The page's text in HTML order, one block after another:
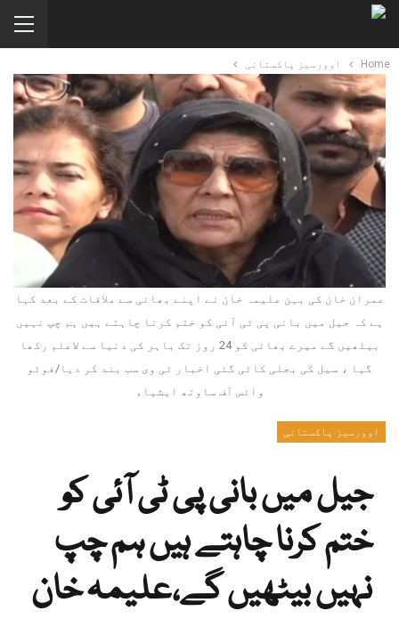
Home اوورسیز پاکستانی
عمران خان کی بہن علیمہ خان نے اپنے بھائی سے ملاقات کے بعد کہا
ہے کہ جیل میں بانی پی ٹی آئی کو ختم کرنا چاہتے ہیں ہم چپ نہیں
بیٹھیں گے میرے بھائی کو 24 روز تک باہر کی دنیا سے لاعلم رکھا
گیا ، سیل کی بجلی کاٹی گئی اخبار ٹی وی سب بند کر دیا/فوٹو
وائس آف ساوتھ ایشیاء
اوورسیز پاکستانی
جیل میں بانی پی ٹی آئی کو
ختم کرنا چاہتے ہیں ہم چپ
نہیں بیٹھیں گے،علیمہ خان